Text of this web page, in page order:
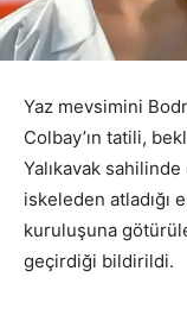
Yaz mevsimini
Colbay’ın tatili,
Yalıkavak
iskeleden atladığı
kuruluşuna
geçirdiği bildirildi.